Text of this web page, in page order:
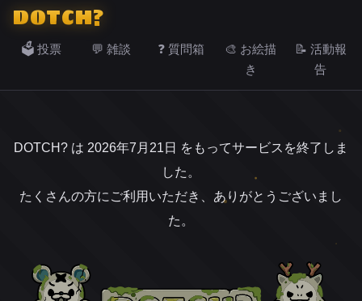
DOTCH?
🗳️ 投票 💬 雑談 ❓ 質問箱
🎨 お絵描
き
📝 活動報
告
DOTCH? は 2026年7月21日 をもってサービスを終了しま
した。
たくさんの方にご利用いただき、ありがとうございまし
た。